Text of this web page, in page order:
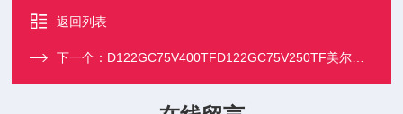
返回列表
下一个： D122GC75V400TFD122GC75V250TF美尔森方体熔断器